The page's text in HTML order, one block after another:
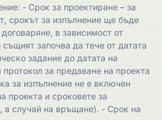
- Срок за проектиране – за
срокът за изпълнение ще бъде
в зависимост от
започва да тече от датата
задание до датата на
за предаване на проекта
за изпълнение не е включен
проекта и сроковете за
в случай на връщане). - Срок на